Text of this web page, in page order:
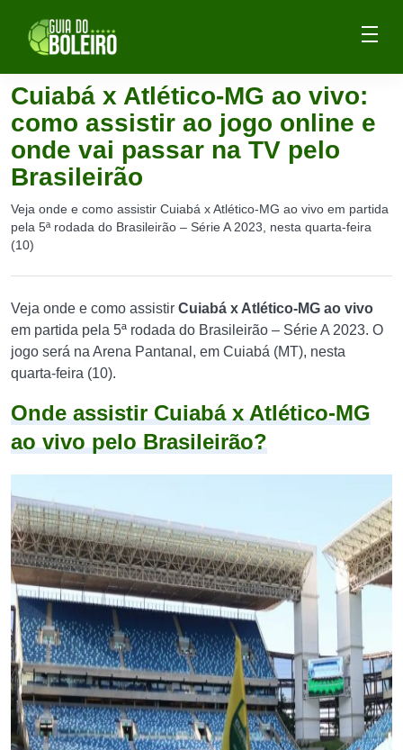
Cuiabá x Atlético-MG ao vivo:
como assistir ao jogo online e
onde vai passar na TV pelo
Brasileirão
Veja onde e como assistir Cuiabá x Atlético-MG ao vivo em partida
pela 5ª rodada do Brasileirão – Série A 2023, nesta quarta-feira
(10)
Veja onde e como assistir Cuiabá x Atlético-MG ao vivo
em partida pela 5ª rodada do Brasileirão – Série A 2023. O
jogo será na Arena Pantanal, em Cuiabá (MT), nesta
quarta-feira (10).
Onde assistir Cuiabá x Atlético-MG
ao vivo pelo Brasileirão?